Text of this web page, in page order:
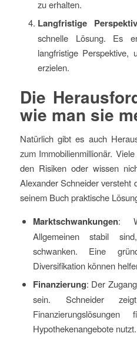
zu erhalten.
Langfristige
schnelle Lösung. Es
langfristige Perspektive,
erzielen.
Die
wie man sie
Natürlich gibt es auch
zum Immobilienmillionär.
den Risiken oder wissen
Alexander Schneider versteht
seinem Buch praktische
Marktschwankungen:
Allgemeinen stabil
schwanken. Eine
Diversifikation können
Finanzierung: Der
sein. Schneider
Hypothekenangebote nutzt.